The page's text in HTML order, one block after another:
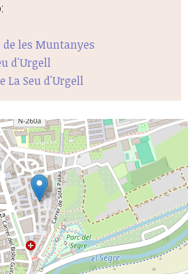
les Muntanyes
d'Urgell
La Seu d'Urgell